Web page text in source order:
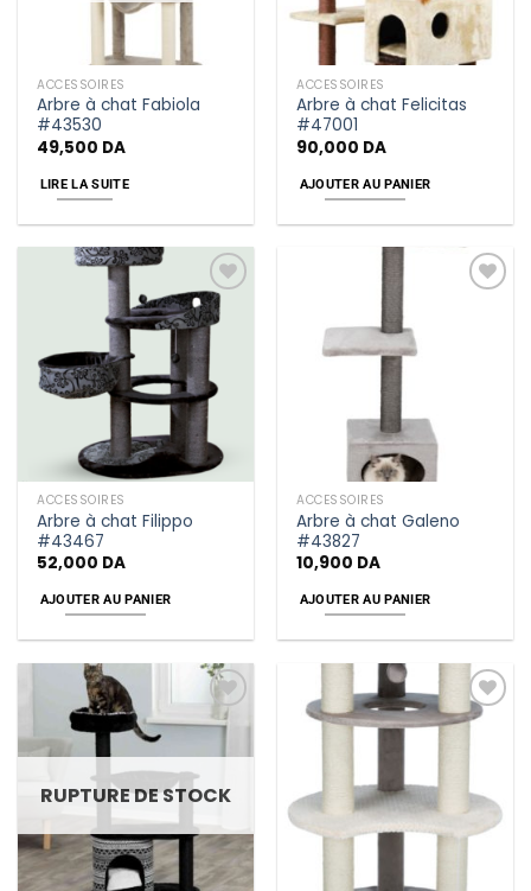
ACCESSOIRES
Arbre à chat Fabiola
#43530
49,500 DA
LIRE LA SUITE
ACCESSOIRES
Arbre à chat Felicitas
#47001
90,000 DA
AJOUTER AU PANIER
Add
to
wishlist
ACCESSOIRES
Arbre à chat Filippo
#43467
52,000 DA
AJOUTER AU PANIER
ACCESSOIRES
Arbre à chat Galeno
#43827
10,900 DA
AJOUTER AU PANIER
Add
wishlist
RUPTURE DE STOCK
Add